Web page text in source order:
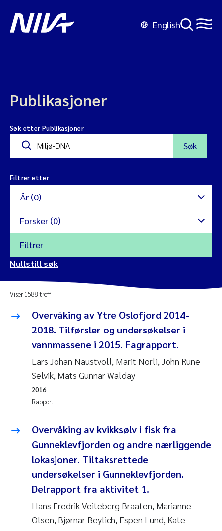
English
Publikasjoner
Søk etter Publikasjoner
Søk
Filtrer etter
År (0)
2024
2023
2021
2020
2019
2018
2017
2016
Forsker (0)
Yan Lin
Kristina Øie Kvile
Marianne Stave Sekkenes
Charles Patrick Lavin
Eirin Aasland
Andy Stock
Julia Szulecka
Aase Jeanette Kvanneid
Filtrer
Nullstill søk
Viser 1588 treff
Overvåking av Ytre Oslofjord 2014-
2018. Tilførsler og undersøkelser i
vannmassene i 2015. Fagrapport.
Lars Johan Naustvoll, Marit Norli, John Rune
Selvik, Mats Gunnar Walday
Rapport
2016
Overvåking av kvikksølv i fisk fra
Gunneklevfjorden og andre nærliggende
lokasjoner. Tiltaksrettede
undersøkelser i Gunneklevfjorden.
Delrapport fra aktivitet 1.
Hans Fredrik Veiteberg Braaten, Marianne
Olsen, Bjørnar Beylich, Espen Lund, Kate